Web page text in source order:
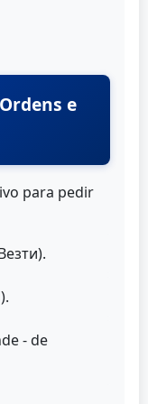
e
para pedir
- de